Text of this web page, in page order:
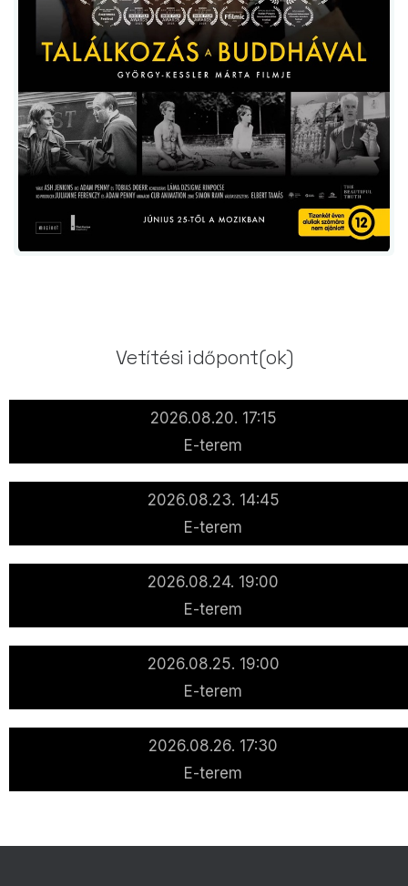
Vetítési időpont(ok)
2026.08.20. 17:15
E-terem
2026.08.23. 14:45
E-terem
2026.08.24. 19:00
E-terem
2026.08.25. 19:00
E-terem
2026.08.26. 17:30
E-terem